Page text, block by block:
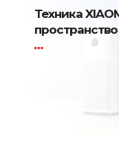
Техника